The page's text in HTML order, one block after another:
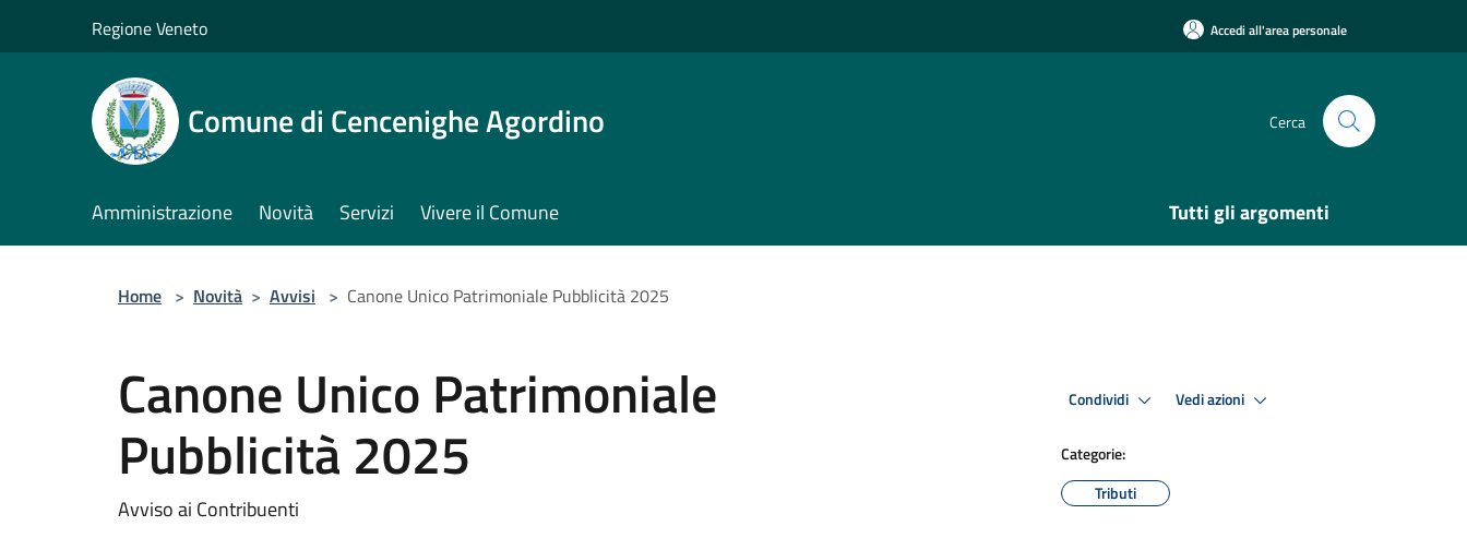
Regione Veneto Accedi all'area personale
Comune di Cencenighe Agordino Cerca
Amministrazione Novità Servizi Vivere il Comune Tutti gli argomenti
Home > Novità > Avvisi > Canone Unico Patrimoniale Pubblicità 2025
Canone Unico Patrimoniale
Pubblicità 2025
Avviso ai Contribuenti
Condividi Vedi azioni
Categorie:
Tributi